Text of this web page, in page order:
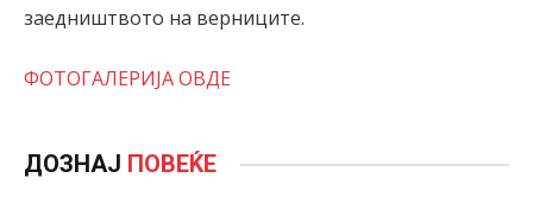
заедништвото на верниците.
ФОТОГАЛЕРИЈА ОВДЕ
ДОЗНАЈ ПОВЕЌЕ